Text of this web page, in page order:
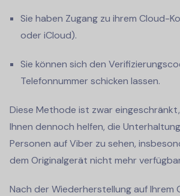
Sie haben Zugang zu ihrem Cloud-
oder iCloud).
Sie können sich den
Telefonnummer schicken lassen.
Diese Methode ist zwar
Ihnen dennoch helfen, die
Personen auf Viber zu sehen,
dem Originalgerät nicht mehr
Nach der Wiederherstellung auf Ihrem